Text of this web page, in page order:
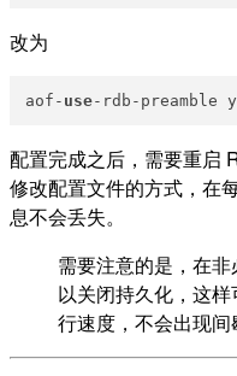
改为
aof- use
配置完成之后，需要重启
修改配置文件的方式，在
息不会丢失。
需要注意的是，在
以关闭持久化，这
行速度，不会出现间